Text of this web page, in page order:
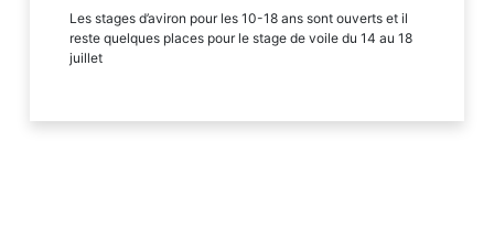
Les stages d’aviron pour les 10-18 ans sont ouverts et il
reste quelques places pour le stage de voile du 14 au 18
juillet